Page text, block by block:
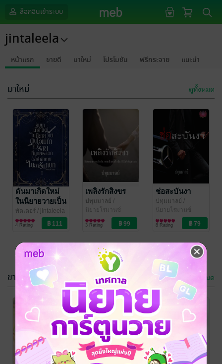
ล็อกอินเข้าระบบ
jintaleela
หน้าแรก ขายดี มาใหม่ โปรโมชัน ฟรีกระจาย แนะนำ
มาใหม่ ดูทั้งหมด
ดันมาเกิดใหม่
ในนิยายวายเป็น
โอเมก้าตัวร้ายที่
ถูกพระเอ
กอัลฟ่าฆ่าตาย
ในอารัมภบท
เล่ม 1 ภาคปลุก
พลัง
พัตเตอร์ / jintaleela
นิยายวาย Boy
Love / Yaoi
4 Rating
เพลิงรักสิงขร
ปทุมมาลย์ /
jintaleela
นิยายโรมานซ์
3 Rating
ช่อสะบันงา
ปทุมมาลย์ /
jintaleela
นิยายโรมานซ์
8 Rating
กระต่ายหมาย
รัก ซีรีส์ แฟนผม
เป็นวายร้าย
Patter
/ jintaleela
มลทินอธิษฐาน
ปทุมมาลย์/
jintaleela
นิยายโรมานซ์
ขายดี ดูทั้งหมด